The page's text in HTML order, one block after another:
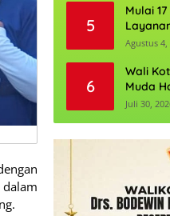
5
Mulai
di 15
Agustus 4,
6
Wali
Muda
Kognitif
Juli 30,